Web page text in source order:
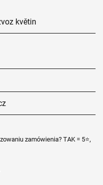
květin
zamówienia? TAK = 5⭐,